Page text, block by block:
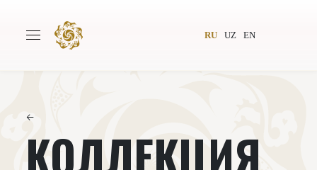
RU UZ EN
Авторы Всемирное общество
←
КОЛЛЕКЦИЯ